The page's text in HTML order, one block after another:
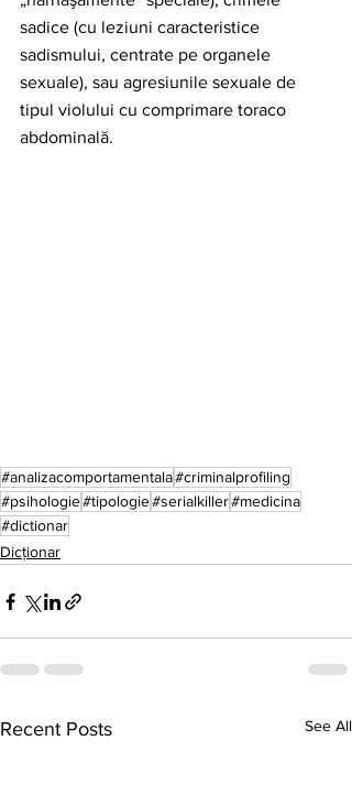
sadice (cu leziuni caracteristice
sadismului, centrate pe organele
sexuale), sau agresiunile sexuale de
tipul violului cu comprimare toraco
abdominală.
#analizacomportamentala#criminalprofiling
#psihologie#tipologie#serialkiller#medicina
#dictionar
Dicționar
Recent Posts See All